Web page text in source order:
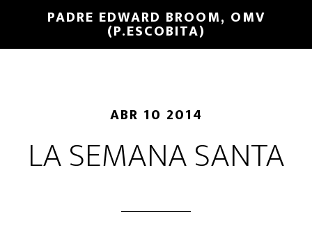
PADRE EDWARD BROOM, OMV
(P.ESCOBITA)
ABR 10 2014
LA SEMANA SANTA